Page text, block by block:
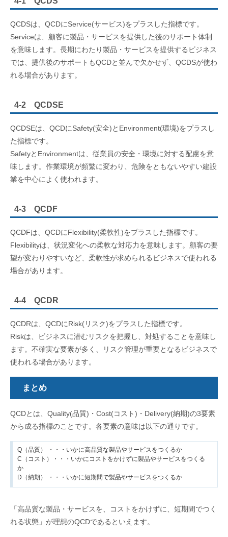
QCDSは、QCDにService(サービス)をプラスした指標です。
Serviceは、顧客に製品・サービスを提供した後のサポート体制
を意味します。長期にわたり製品・サービスを提供するビジネス
では、提供後のサポートもQCDと並んで欠かせず、QCDSが使わ
れる場合があります。
4-2 QCDSE
QCDSEは、QCDにSafety(安全)とEnvironment(環境)をプラスし
た指標です。
SafetyとEnvironmentは、従業員の安全・環境に対する配慮を意
味します。作業環境が頻繁に変わり、危険をともないやすい建設
業を中心によく使われます。
4-3 QCDF
QCDFは、QCDにFlexibility(柔軟性)をプラスした指標です。
Flexibilityは、状況変化への柔軟な対応力を意味します。顧客の要
望が変わりやすいなど、柔軟性が求められるビジネスで使われる
場合があります。
4-4 QCDR
QCDRは、QCDにRisk(リスク)をプラスした指標です。
Riskは、ビジネスに潜むリスクを把握し、対処することを意味し
ます。不確実な要素が多く、リスク管理が重要となるビジネスで
使われる場合があります。
まとめ
QCDとは、Quality(品質)・Cost(コスト)・Delivery(納期)の3要素
から成る指標のことです。各要素の意味は以下の通りです。
Q（品質） ・・・ いかに高品質な製品やサービスをつくるか
C（コスト）・・・いかにコストをかけずに製品やサービスをつくる
か
D（納期）
・・・ いかに短期間で製品やサービスをつくるか
「高品質な製品・サービスを、コストをかけずに、短期間でつく
れる状態」が理想のQCDであるといえます。